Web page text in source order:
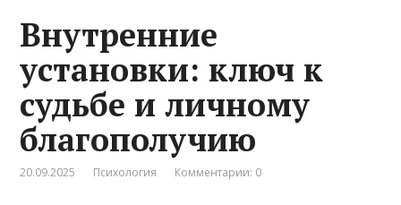
Внутренние
установки: ключ к
судьбе и личному
благополучию
20.09.2025 Психология Комментарии: 0